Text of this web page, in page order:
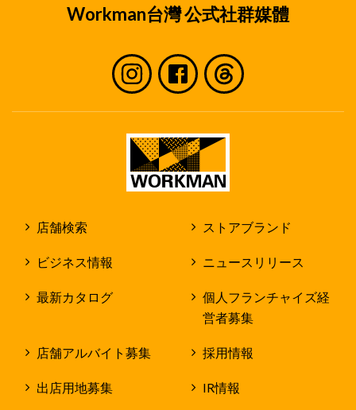
Workman台灣 公式社群媒體
店舗検索 ストアブランド
ビジネス情報 ニュースリリース
最新カタログ
個人フランチャイズ経
営者募集
店舗アルバイト募集 採用情報
出店用地募集 IR情報